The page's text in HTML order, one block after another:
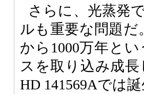
さらに、光蒸発
ルも重要な問題だ
から1000万年と
スを取り込み成
HD 141569Aでは